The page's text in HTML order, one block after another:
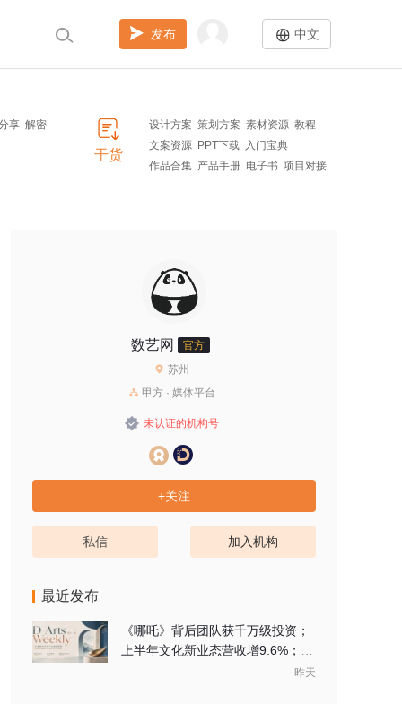
发布 中文
享 解密
干货
设计方案 策划方案 素材资源 教程
文案资源 PPT下载 入门宝典
作品合集 产品手册 电子书 项目对接
数艺网
官方
苏州
甲方 · 媒体平台
未认证的机构号
+关注
私信 加入机构
最近发布
《哪吒》背后团队获千万级投资；
上半年文化新业态营收增9.6%；长
治“文旅+具身智能”示范工程预计8
昨天